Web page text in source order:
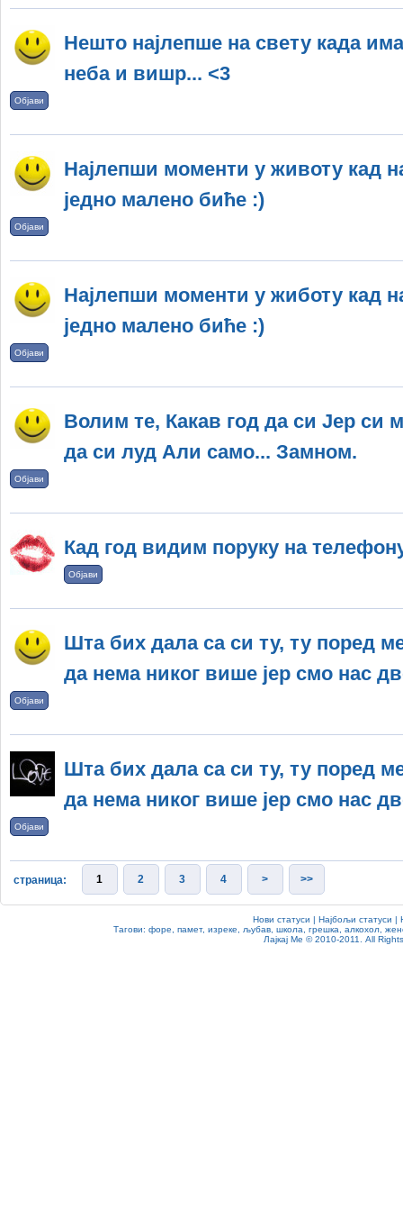
Нешто најлепше на свету када
неба и вишр... <3
Објави
Најлепши моменти у животу кад
једно малено биће :)
Објави
Најлепши моменти у жиботу кад
једно малено биће :)
Објави
Волим те, Какав год да си Јер си
да си луд Али само... Замном.
Објави
Кад год видим поруку на
Објави
Шта бих дала са си ту, ту поред
да нема никог више јер смо нас
Објави
Шта бих дала са си ту, ту поред
да нема никог више јер смо нас
Објави
страница: 1 2 3 4 > >>
Нови статуси | Најбољи статуси |
Тагови:форе ,памет,изреке љубав ,школа ,грешка ,алкохол ,
Лајкај Ме © 2010-2011. All